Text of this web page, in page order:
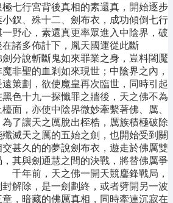
七行宮背後真相的素還真，開始逐步
釵、殊十二、劍布衣，成功傾倒七行
野心，素還真更率眾進入中陰界，破
諸多佈計下，胤天國運從此斷
說斬斷鬼如來罪業之身，豈料闍魘
非聖的血剎如來現世；中陰界之內，
策劃，欲使魔皇再次臨世，同時引起
色十九一探懺罪之牆後，天之佛不為
面，亦使中陰界微妙牽繫著佛、厲、
讓天之厲脫出桎梏，厲族積極破除
滅天之厲的五始之劍，也開始受到關
甚久的的夢說劍布衣，遊走於佛厲雙
其與劍通慧之間的決戰，將替佛厲爭
年前，天之佛一開天競鏖鋒戰局，
解除，是一劍劃終，或者劈開另一波
，暗藏的佛厲真相，同時牽連沉寂在